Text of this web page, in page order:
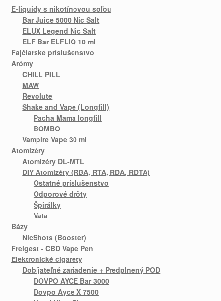
E-liquidy s nikotínovou soľou
Bar Juice 5000 Nic Salt
ELUX Legend Nic Salt
ELF Bar ELFLIQ 10 ml
Fajčiarske príslušenstvo
Arómy
CHILL PILL
MAW
Revolute
Shake and Vape (Longfill)
Pacha Mama longfill
BOMBO
Vampire Vape 30 ml
Atomizéry
Atomizéry DL-MTL
DIY Atomizéry (RBA, RTA, RDA, RDTA)
Ostatné príslušenstvo
Odporové drôty
Špirálky
Vata
Bázy
NicShots (Booster)
Freigest - CBD Vape Pen
Elektronické cigarety
Dobíjateľné zariadenie + Predplnený POD
DOVPO AYCE Bar 3000
Dovpo Ayce X 7500